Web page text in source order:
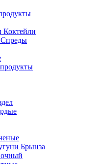
Коктейли
Брынза